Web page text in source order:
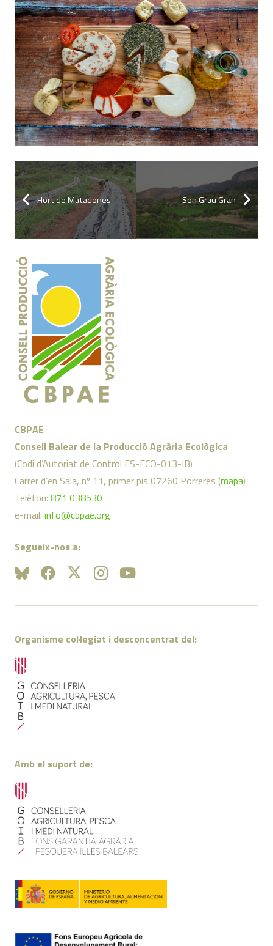
Hort de Matadones Son Grau Gran
CBPAE
Consell Balear de la Producció Agrària Ecològica
(Codi d’Autoriat de Control ES-ECO-013-IB)
Carrer d’en Sala, nº 11, primer pis 07260 Porreres (mapa)
Telèfon: 871 038530
e-mail: info@cbpae.org
Segueix-nos a:
Organisme col·legiat i desconcentrat del:
Amb el suport de: